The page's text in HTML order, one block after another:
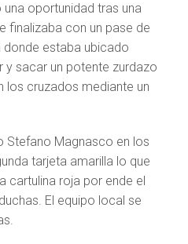
una oportunidad tras una
finalizaba con un pase de
donde estaba ubicado
y sacar un potente zurdazo
los cruzados mediante un
Stefano Magnasco en los
tarjeta amarilla lo que
roja por ende el
El equipo local se